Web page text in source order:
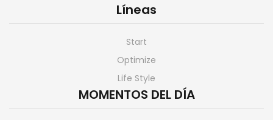
Líneas
Start
Optimize
Life Style
MOMENTOS DEL DÍA